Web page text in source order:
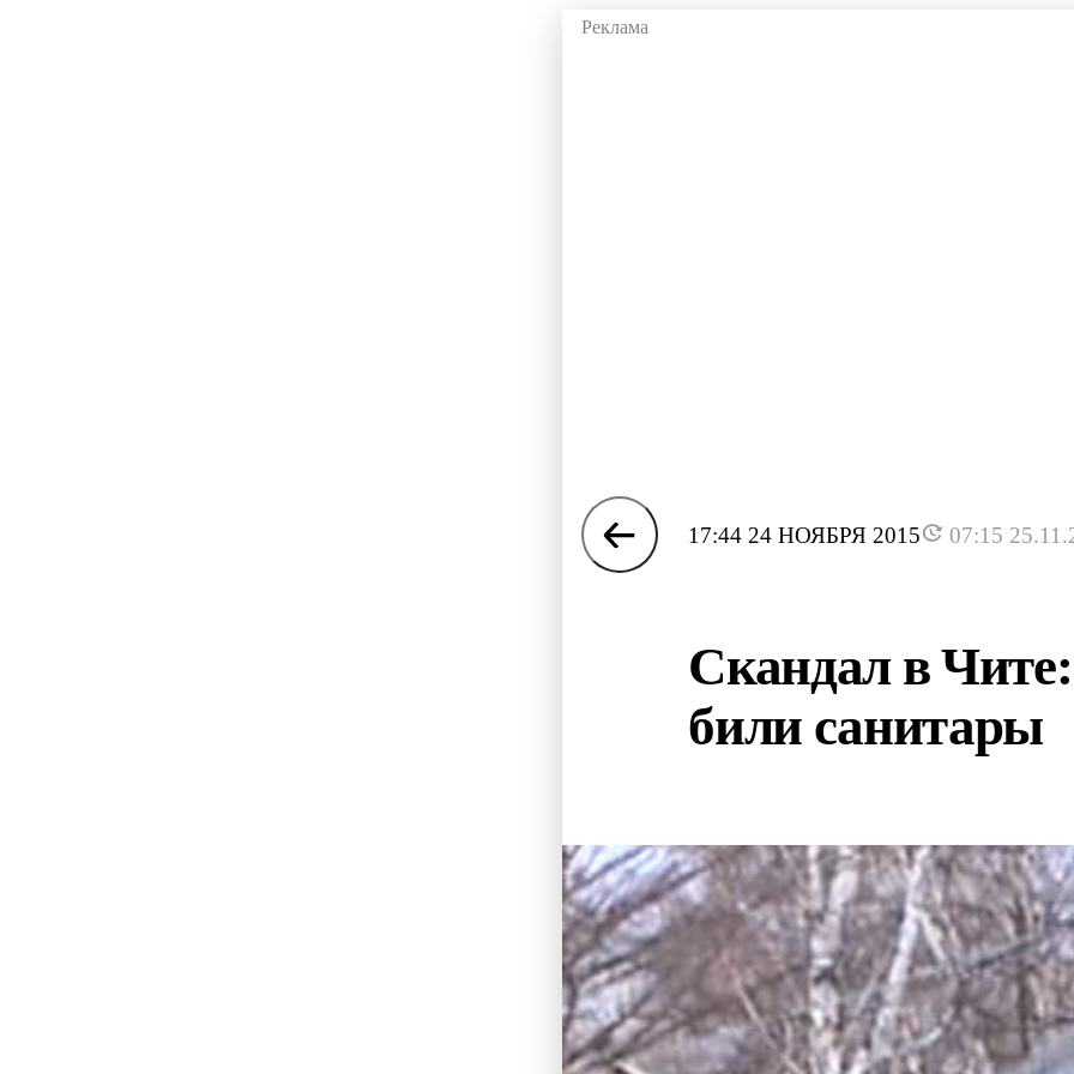
17:44 24 НОЯБРЯ 2015 07:15
Скандал в Чите:
били санитары